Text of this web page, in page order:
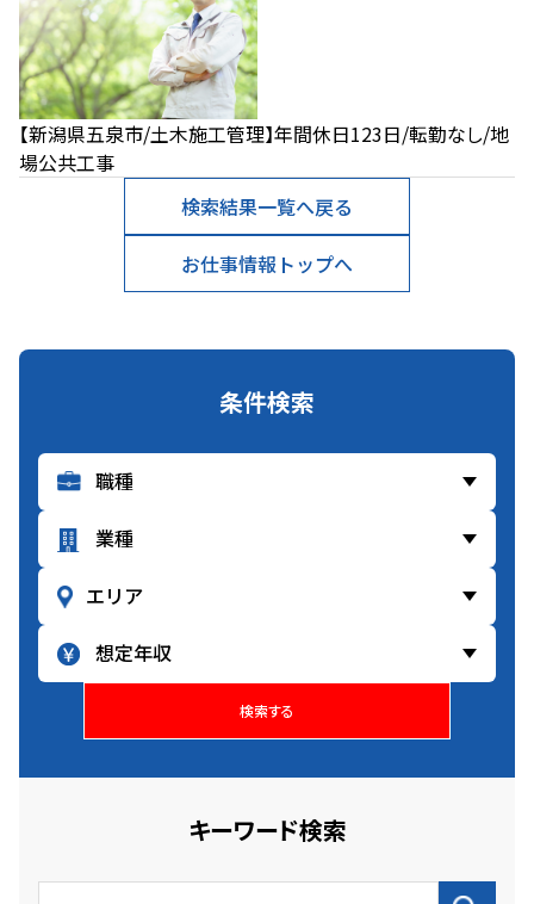
条件検索
検索する
キーワード検索
【新潟県五泉市/土木施工管理】年間休日123日/転勤なし/地
場公共工事
検索結果一覧へ戻る
お仕事情報トップへ